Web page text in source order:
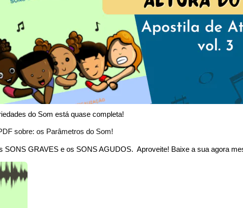
do Som está quase completa!
sobre: os Parâmetros do Som!
SONS GRAVES e os SONS AGUDOS. Aproveite! Baixe a sua agora